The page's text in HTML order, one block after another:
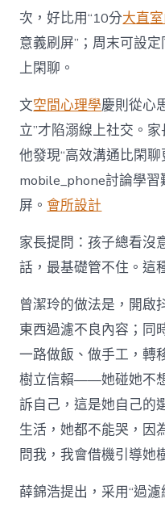
次，好比用“10分大直
意義刷屏”；周末可設
上閑聊。
文空間心理學慶則從心
立”才陷溺線上社交。
他發現“高效溝通比閑
mobile_phone討論學
屏。會所設計
家長提問：孩子總看沒
話，最基礎管不住。這
曾潔玲的做法是，開啟
東西過濾不良內容；同
一路做飯、做手工，轉
樹立信賴——她碰她不
訴自己，這是她自己的
生活，她都不能哭，因
問我，我會借機引導她
薛錦浩提出，采用“過